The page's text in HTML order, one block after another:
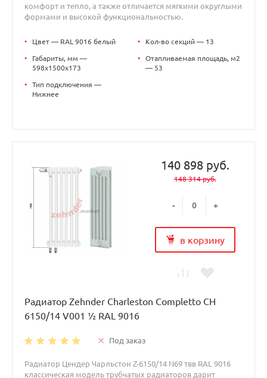
комфорт и тепло, а также отличается мягкими округлыми
формами и высокой функциональностью.
• Цвет — RAL 9016 белый
•
Габариты, мм —
598x1500x173
•
Тип подключения —
Нижнее
• Кол-во секций — 13
•
Отапливаемая площадь, м2
— 53
140 898 руб.
148 314 руб.
- +
в корзину
Радиатор Zehnder Charleston Completto CH
6150/14 V001 ½ RAL 9016
Под заказ
Радиатор Цендер Чарльстон Z-6150/14 N69 твв RAL 9016
классическая модель трубчатых радиаторов дарит